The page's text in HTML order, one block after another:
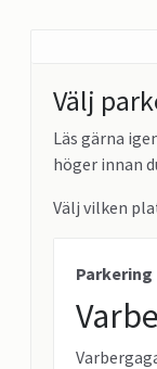
Välj
Läs gärna
höger innan
Välj vilken
Parkering